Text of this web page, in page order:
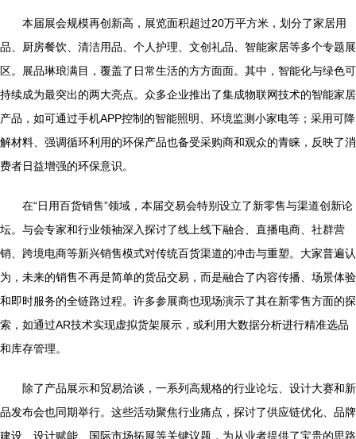
本届展会规模再创新高，展览面积超过20万平方米，划分了家居用
品、厨房餐饮、清洁用品、个人护理、文创礼品、智能家居等多个专题展
区。展品琳琅满目，覆盖了日常生活的方方面面。其中，智能化与绿色可
持续成为最突出的两大亮点。众多企业推出了集成物联网技术的智能家居
产品，如可通过手机APP控制的智能照明、环境监测小家电等；采用可降
解材料、强调循环利用的环保产品也备受采购商和观众的青睐，反映了消
费者日益增强的环保意识。
在“日用百货销售”领域，本届交易会特别设立了新零售与渠道创新论
坛。与会专家和行业领袖深入探讨了线上线下融合、直播电商、社群营
销、跨境电商等新兴销售模式对传统百货渠道的冲击与重塑。大家普遍认
为，未来的销售不再是简单的货品交易，而是融合了内容传播、场景体验
和即时服务的全链路过程。许多参展商也现场演示了其在新零售方面的探
索，如通过AR技术实现虚拟货架展示，或利用大数据分析进行精准选品
和库存管理。
除了产品展示和贸易洽谈，一系列高规格的行业论坛、设计大赛和新
品发布会也同期举行。这些活动聚焦行业痛点，探讨了供应链优化、品牌
建设、设计赋能、国际市场拓展等关键议题，为从业者提供了宝贵的思路